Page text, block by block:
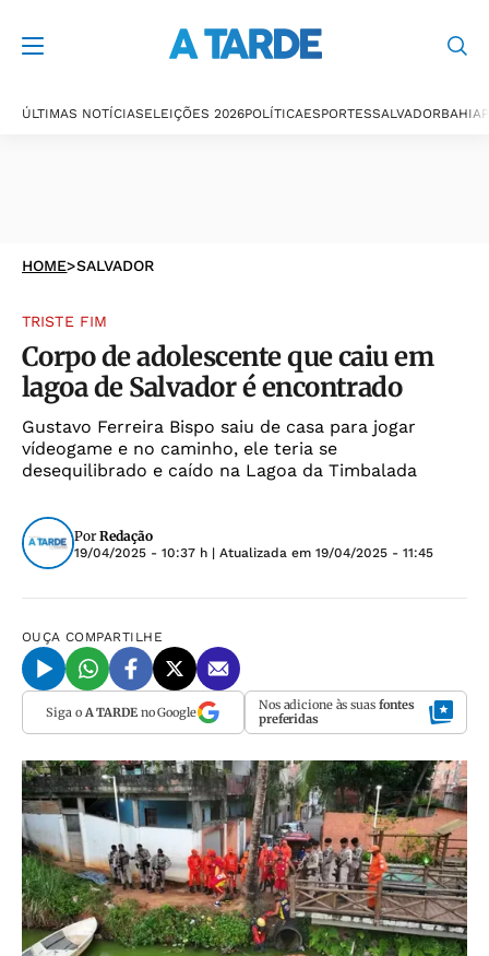
ÚLTIMAS NOTÍCIASELEIÇÕES 2026POLÍTICAESPORTESSALVADORBAHIA
HOME>SALVADOR
TRISTE FIM
Corpo de adolescente que caiu em
lagoa de Salvador é encontrado
Gustavo Ferreira Bispo saiu de casa para jogar
vídeogame e no caminho, ele teria se
desequilibrado e caído na Lagoa da Timbalada
Por Redação
19/04/2025 - 10:37 h | Atualizada em 19/04/2025 - 11:45
OUÇA COMPARTILHE
Siga o A TARDEno Google Nos adicione às suas fontes
preferidas